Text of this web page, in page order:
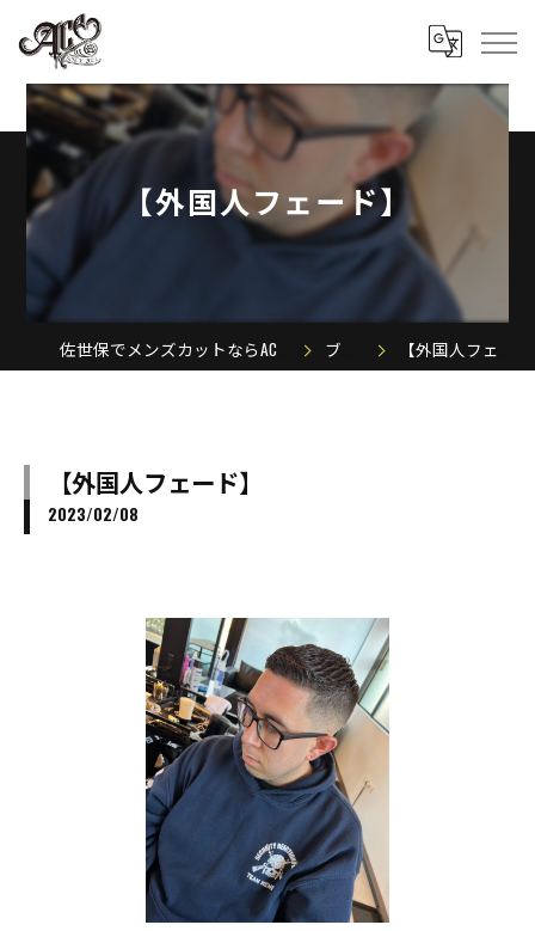
【外国人フェード】
ブログ 【外国人フェード】
【外国人フェード】
2023/02/08